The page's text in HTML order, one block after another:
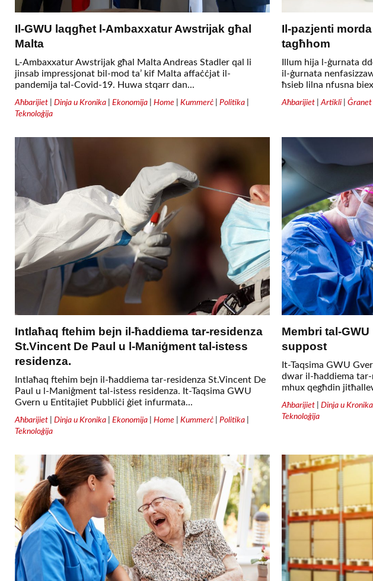
Il-GWU laqgħet l-Ambaxxatur Awstrijak għal
Malta
L-Ambaxxatur Awstrijak għal Malta Andreas Stadler qal li
jinsab impressjonat bil-mod ta’ kif Malta affaċċjat il-
pandemija tal-Covid-19. Huwa stqarr dan...
Aħbarijiet Dinja u Kronika Ekonomija Home Kummerċ Politika
Teknoloġija
Il-pazjenti
tagħhom
Illum hija l-ġurnata
il-ġurnata
ħsieb lilna nfusna
Aħbarijiet|Artikli| Ġranet
Intlaħaq ftehim bejn il-ħaddiema tar-residenza
St.Vincent De Paul u l-Maniġment tal-istess
residenza.
Intlaħaq ftehim bejn il-ħaddiema tar-residenza St.Vincent De
Paul u l-Maniġment tal-istess residenza. It-Taqsima GWU
Gvern u Entitajiet Pubbliċi ġiet infurmata...
Aħbarijiet Dinja u Kronika Ekonomija Home Kummerċ Politika
Teknoloġija
Membri tal-
suppost
It-Taqsima GWU
dwar il-ħaddiema tar-
mhux qegħdin
Aħbarijiet| Dinja u Kronika
Teknoloġija